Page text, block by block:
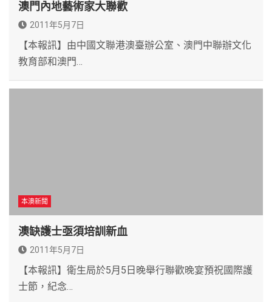
澳門內地藝術家大聯歡
2011年5月7日
【本報訊】由中國文聯港澳臺辦公室、澳門中聯辦文化
教育部和澳門…
本澳新聞
澳缺護士亟須培訓新血
2011年5月7日
【本報訊】衛生局於5月5日晚舉行聯歡晚宴預祝國際護
士節，紀念…